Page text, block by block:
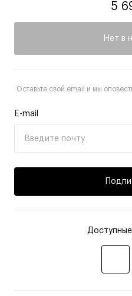
5
Нет в
Оставьте свой email и мы
E-mail